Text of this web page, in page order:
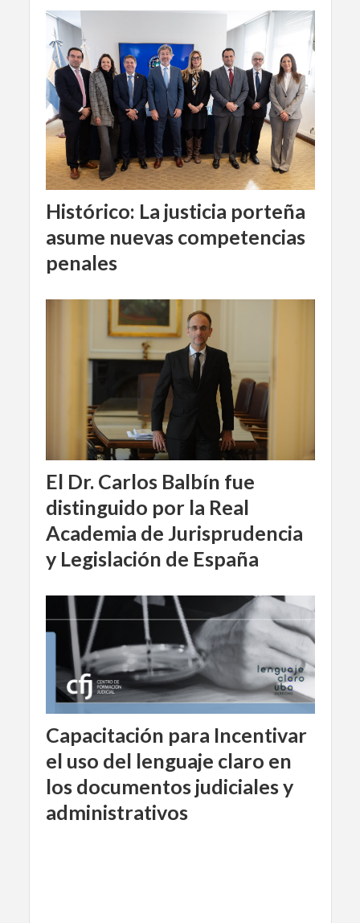
Histórico: La justicia porteña
asume nuevas competencias
penales
El Dr. Carlos Balbín fue
distinguido por la Real
Academia de Jurisprudencia
y Legislación de España
Capacitación para Incentivar
el uso del lenguaje claro en
los documentos judiciales y
administrativos